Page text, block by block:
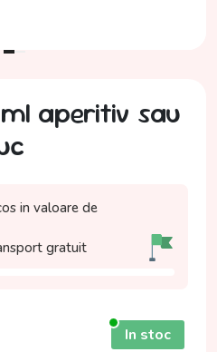
aperitiv sau
in valoare de
gratuit
In stoc